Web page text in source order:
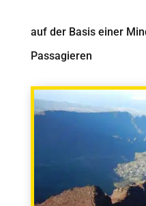
auf der Basis einer
Passagieren